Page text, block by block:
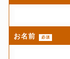
お名前 必須